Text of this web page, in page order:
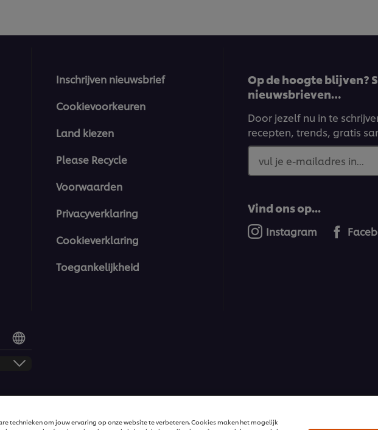
Inschrijven nieuwsbrief
Cookievoorkeuren
Land kiezen
Please Recycle
Voorwaarden
Privacyverklaring
Cookieverklaring
Toegankelijkheid
Op de hoogte blijven?
nieuwsbrieven…
Door jezelf nu in te
recepten, trends, gratis
vul je e-mailadres in...
Vind ons op...
Instagram
technieken om jouw ervaring op onze website te verbeteren. Cookies maken het mogelijk